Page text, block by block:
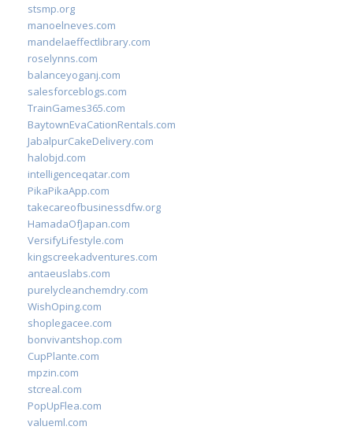
stsmp.org
manoelneves.com
mandelaeffectlibrary.com
roselynns.com
balanceyoganj.com
salesforceblogs.com
TrainGames365.com
BaytownEvaCationRentals.com
JabalpurCakeDelivery.com
halobjd.com
intelligenceqatar.com
PikaPikaApp.com
takecareofbusinessdfw.org
HamadaOfJapan.com
VersifyLifestyle.com
kingscreekadventures.com
antaeuslabs.com
purelycleanchemdry.com
WishOping.com
shoplegacee.com
bonvivantshop.com
CupPlante.com
mpzin.com
stcreal.com
PopUpFlea.com
valueml.com